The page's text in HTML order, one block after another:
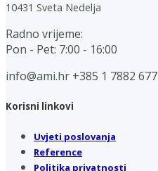
10431 Sveta Nedelja
Radno vrijeme:
Pon - Pet: 7:00 - 16:00
info@ami.hr +385 1 7882 677
Korisni linkovi
Uvjeti poslovanja
Reference
Politika privatnosti